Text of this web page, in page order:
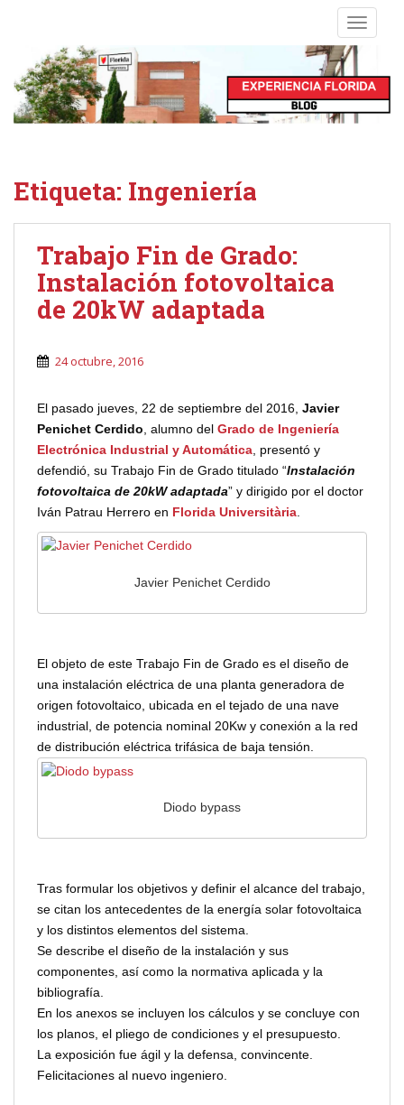
Etiqueta: Ingeniería
Trabajo Fin de Grado:
Instalación fotovoltaica
de 20kW adaptada
24 octubre, 2016
El pasado jueves, 22 de septiembre del 2016, Javier
Penichet Cerdido, alumno del Grado de Ingeniería
Electrónica Industrial y Automática, presentó y
defendió, su Trabajo Fin de Grado titulado “Instalación
fotovoltaica de 20kW adaptada” y dirigido por el doctor
Iván Patrau Herrero en Florida Universitària.
Javier Penichet Cerdido
El objeto de este Trabajo Fin de Grado es el diseño de
una instalación eléctrica de una planta generadora de
origen fotovoltaico, ubicada en el tejado de una nave
industrial, de potencia nominal 20Kw y conexión a la red
de distribución eléctrica trifásica de baja tensión.
Diodo bypass
Tras formular los objetivos y definir el alcance del trabajo,
se citan los antecedentes de la energía solar fotovoltaica
y los distintos elementos del sistema.
Se describe el diseño de la instalación y sus
componentes, así como la normativa aplicada y la
bibliografía.
En los anexos se incluyen los cálculos y se concluye con
los planos, el pliego de condiciones y el presupuesto.
La exposición fue ágil y la defensa, convincente.
Felicitaciones al nuevo ingeniero.